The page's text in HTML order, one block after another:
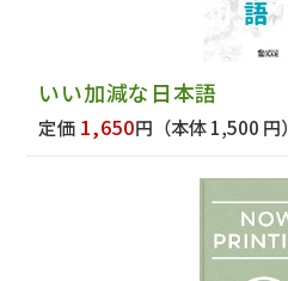
いい加減な日本語
定価 1,650円 （本体 1,500 円）